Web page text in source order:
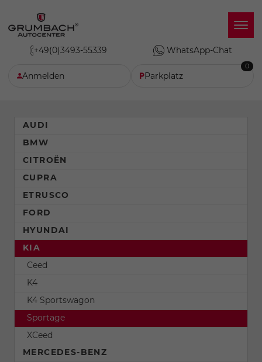
+49(0)3493-55339 WhatsApp-Chat
Anmelden Parkplatz
0
AUDI
BMW
CITROËN
CUPRA
ETRUSCO
FORD
HYUNDAI
KIA
Ceed
K4
K4 Sportswagon
Sportage
XCeed
MERCEDES-BENZ